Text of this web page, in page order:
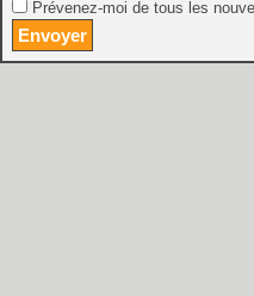
Prévenez-moi de tous les